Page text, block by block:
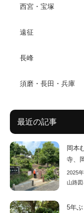
西宮・宝塚
遠征
長峰
須磨・長田・兵庫
最近の記事
岡本
寺、
2025
山路
5年